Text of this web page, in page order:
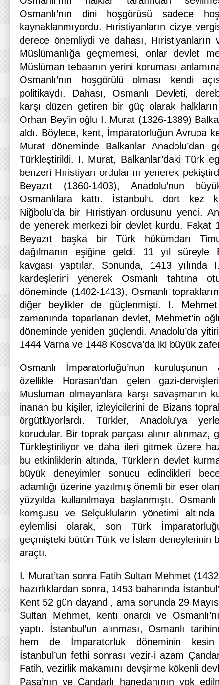
Osmanlı’nın dini hoşgörüsü sadece
kaynaklanmıyordu. Hıristiyanların cizye
derece önemliydi ve dahası, Hıristiyanların
Müslümanlığa geçmemesi, onlar devlet
Müslüman tebaanın yerini koruması
Osmanlı’nın hoşgörülü olması kendi
politikaydı. Dahası, Osmanlı Devleti,
karşı düzen getiren bir güç olarak
Orhan Bey’in oğlu I. Murat (1326-1389)
aldı. Böylece, kent, İmparatorluğun Avrupa
Murat döneminde Balkanlar Anadolu’dan
Türkleştirildi. I. Murat, Balkanlar’daki Türk
benzeri Hıristiyan ordularını yenerek
Beyazıt (1360-1403), Anadolu’nun
Osmanlılara kattı. İstanbul’u dört kez
Niğbolu’da bir Hıristiyan ordusunu yendi.
de yenerek merkezi bir devlet kurdu. Fakat
Beyazıt başka bir Türk hükümdarı
dağılmanın eşiğine geldi. 11 yıl süreyle
kavgası yaptılar. Sonunda, 1413 yılında
kardeşlerini yenerek Osmanlı tahtına
döneminde (1402-1413), Osmanlı
diğer beylikler de güçlenmişti. I.
zamanında toparlanan devlet, Mehmet’in
döneminde yeniden güçlendi. Anadolu’da
1444 Varna ve 1448 Kosova’da iki büyük
Osmanlı İmparatorluğu’nun kuruluşunun
özellikle Horasan’dan gelen gazi-
Müslüman olmayanlara karşı savaşmanın
inanan bu kişiler, izleyicilerini de Bizans
örgütlüyorlardı. Türkler, Anadolu’ya
korudular. Bir toprak parçası alınır alınmaz,
Türkleştiriliyor ve daha ileri gitmek üzere
bu etkinliklerin altında, Türklerin devlet
büyük deneyimler sonucu edindikleri
adamlığı üzerine yazılmış önemli bir eser
yüzyılda kullanılmaya başlanmıştı.
komşusu ve Selçukluların yönetimi
eylemlisi olarak, son Türk
geçmişteki bütün Türk ve İslam deneylerinin
araçtı.
I. Murat’tan sonra Fatih Sultan Mehmet
hazırlıklardan sonra, 1453 baharında
Kent 52 gün dayandı, ama sonunda 29
Sultan Mehmet, kenti onardı ve
yaptı. İstanbul’un alınması, Osmanlı
hem de İmparatorluk döneminin kesin
İstanbul’un fethi sonrası vezir-i azam
Fatih, vezirlik makamını devşirme kökenli
Paşa’nın ve Çandarlı hanedanının yok